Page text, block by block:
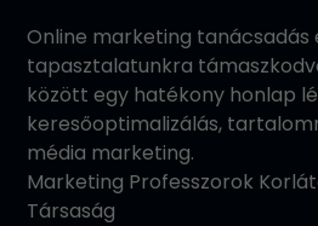
Online marketing tanácsadás
tapasztalatunkra
között egy hatékony honlap
keresőoptimalizálás,
média marketing.
Marketing Professzorok
Társaság